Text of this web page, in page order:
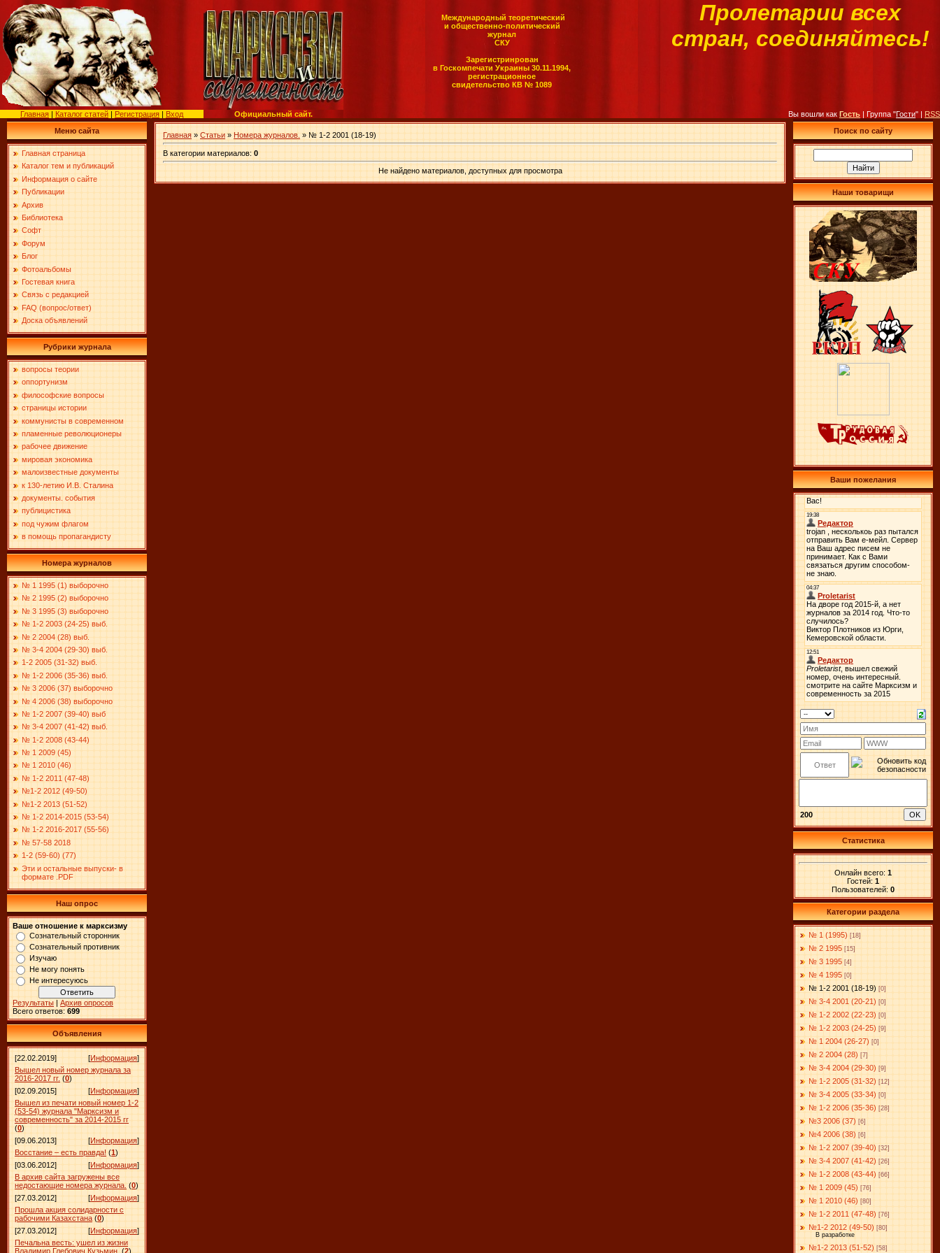
Главная | Каталог статей | Регистрация | Вход Официальный сайт.
Международный теоретический
и общественно-политический
журнал
СКУ
Зарегистринрован
в Госкомпечати Украины 30.11.1994,
регистрационное
свидетельство КВ № 1089
Пролетарии всех
стран, соединяйтесь!
Вы вошли как Гость | Группа "Гости" | RSS
Меню сайта
Главная страница
Каталог тем и публикаций
Информация о сайте
Публикации
Архив
Библиотека
Софт
Форум
Блог
Фотоальбомы
Гостевая книга
Связь с редакцией
FAQ (вопрос/ответ)
Доска объявлений
Рубрики журнала
вопросы теории
оппортунизм
философские вопросы
страницы истории
коммунисты в современном
пламенные революционеры
рабочее движение
мировая экономика
малоизвестные документы
к 130-летию И.В. Сталина
документы. события
публицистика
под чужим флагом
в помощь пропагандисту
Номера журналов
№ 1 1995 (1) выборочно
№ 2 1995 (2) выборочно
№ 3 1995 (3) выборочно
№ 1-2 2003 (24-25) выб.
№ 2 2004 (28) выб.
№ 3-4 2004 (29-30) выб.
1-2 2005 (31-32) выб.
№ 1-2 2006 (35-36) выб.
№ 3 2006 (37) выборочно
№ 4 2006 (38) выборочно
№ 1-2 2007 (39-40) выб
№ 3-4 2007 (41-42) выб.
№ 1-2 2008 (43-44)
№ 1 2009 (45)
№ 1 2010 (46)
№ 1-2 2011 (47-48)
№1-2 2012 (49-50)
№1-2 2013 (51-52)
№ 1-2 2014-2015 (53-54)
№ 1-2 2016-2017 (55-56)
№ 57-58 2018
1-2 (59-60) (77)
Эти и остальные выпуски- в
формате .PDF
Наш опрос
Ваше отношение к марксизму
Сознательный сторонник
Сознательный противник
Изучаю
Не могу понять
Не интересуюсь
Результаты | Архив опросов
Всего ответов: 699
Объявления
[22.02.2019] [Информация]
Вышел новый номер журнала за
2016-2017 гг. (0)
[02.09.2015]
[Информация]
Вышел из печати новый номер 1-2
(53-54) журнала "Марксизм и
современность" за 2014-2015 гг
(0)
[09.06.2013]
[Информация]
Восстание – есть правда! (1)
[03.06.2012]
[Информация]
В архив сайта загружены все
недостающие номера журнала. (0)
[27.03.2012]
[Информация]
Прошла акция солидарности с
рабочими Казахстана (0)
[27.03.2012]
[Информация]
Печальна весть: ушел из жизни
Владимир Глебович Кузьмин. (2)
Главная » Статьи » Номера журналов. » № 1-2 2001 (18-19)
В категории материалов: 0
Не найдено материалов, доступных для просмотра
Поиск по сайту
Наши товарищи
Ваши пожелания
200
Статистика
Онлайн всего: 1
Гостей: 1
Пользователей: 0
Категории раздела
№ 1 (1995) [18]
№ 2 1995 [15]
№ 3 1995 [4]
№ 4 1995 [0]
№ 1-2 2001 (18-19) [0]
№ 3-4 2001 (20-21) [0]
№ 1-2 2002 (22-23) [0]
№ 1-2 2003 (24-25) [9]
№ 1 2004 (26-27) [0]
№ 2 2004 (28) [7]
№ 3-4 2004 (29-30) [9]
№ 1-2 2005 (31-32) [12]
№ 3-4 2005 (33-34) [0]
№ 1-2 2006 (35-36) [28]
№3 2006 (37) [6]
№4 2006 (38) [6]
№ 1-2 2007 (39-40) [32]
№ 3-4 2007 (41-42) [26]
№ 1-2 2008 (43-44) [66]
№ 1 2009 (45) [76]
№ 1 2010 (46) [80]
№ 1-2 2011 (47-48) [76]
№1-2 2012 (49-50) [80]
В разработке
№1-2 2013 (51-52) [58]